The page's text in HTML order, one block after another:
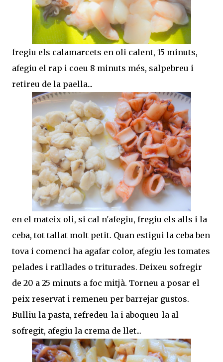
fregiu els calamarcets en oli calent, 15 minuts,
afegiu el rap i coeu 8 minuts més, salpebreu i
retireu de la paella...
en el mateix oli, si cal n'afegiu, fregiu els alls i la
ceba, tot tallat molt petit. Quan estigui la ceba ben
tova i comenci ha agafar color, afegiu les tomates
pelades i ratllades o triturades. Deixeu sofregir
de 20 a 25 minuts a foc mitjà. Torneu a posar el
peix reservat i remeneu per barrejar gustos.
Bulliu la pasta, refredeu-la i aboqueu-la al
sofregit, afegiu la crema de llet...